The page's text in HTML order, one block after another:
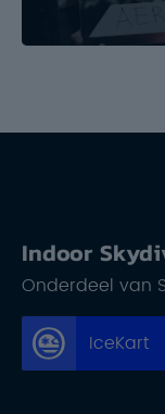
Indoor
Onderdeel van
IceKart